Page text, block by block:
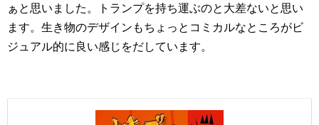
ぁと思いました。トランプを持ち運ぶのと大差ないと思い
ます。生き物のデザインもちょっとコミカルなところがビ
ジュアル的に良い感じをだしています。